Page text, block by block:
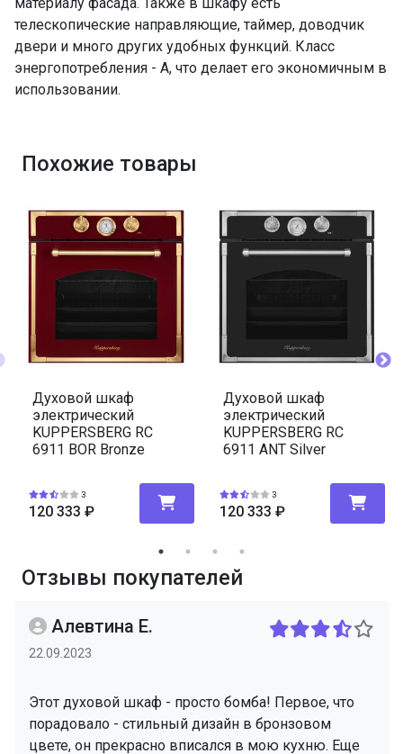
Количество стекол дверцы
3
Освещение
да
Направляющие для противней
хромированные,
Глубокий противень
телескопические направляющие, таймер, доводчик
двери и много других удобных функций. Класс
энергопотребления - A, что делает его экономичным в
использовании.
Похожие товары
Духовой шкаф
электрический
KUPPERSBERG RC
6911 BOR Bronze
3
120 333 ₽
Духовой шкаф
электрический
KUPPERSBERG RC
6911 ANT Silver
3
120 333 ₽
Отзывы покупателей
Алевтина Е.
22.09.2023
Этот духовой шкаф - просто бомба! Первое, что
порадовало - стильный дизайн в бронзовом
цвете, он прекрасно вписался в мою кухню. Еще